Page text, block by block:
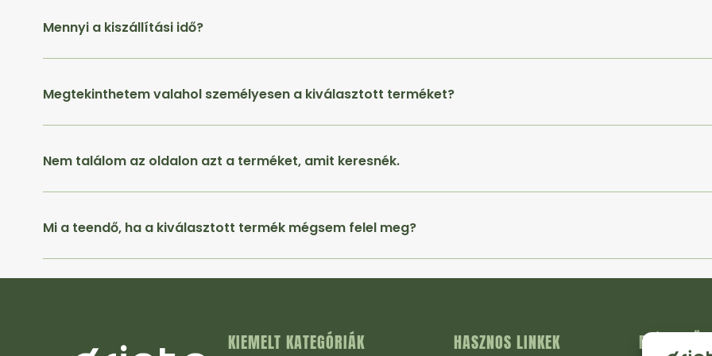
Mennyi a kiszállítási idő?
Megtekinthetem valahol személyesen a kiválasztott terméket?
Nem találom az oldalon azt a terméket, amit keresnék.
Mi a teendő, ha a kiválasztott termék mégsem felel meg?
KIEMELT KATEGÓRIÁK HASZNOS LINKEK